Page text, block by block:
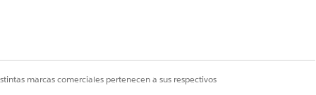
marcas comerciales pertenecen a sus respectivos